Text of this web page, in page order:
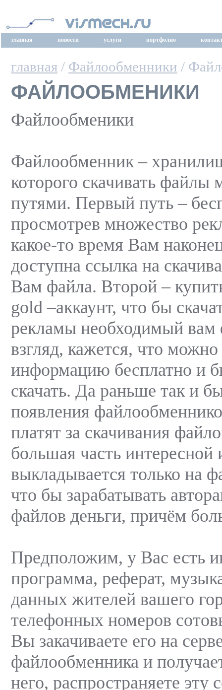
главная новости услуги портфолио
главная / Файлообменники /
ФАЙЛООБМЕНИКИ
Файлообменики
Файлообменник –
которого скачивать
путями. Первый путь –
просмотрев множество
какое-то время Вам
доступна ссылка на
Вам файла. Второй –
gold –аккаунт, что бы
рекламы необходимый
взгляд, кажется, что
информацию бесплатно и
скачать. Да раньше так и
появления
платят за скачивания
большая часть
выкладывается только на
что бы зарабатывать
файлов деньги, причём
Предположим, у Вас есть
программа, реферат,
данных жителей вашего
телефонных номеров
Вы закачиваете его на
файлообменника и
него, распространяете эту